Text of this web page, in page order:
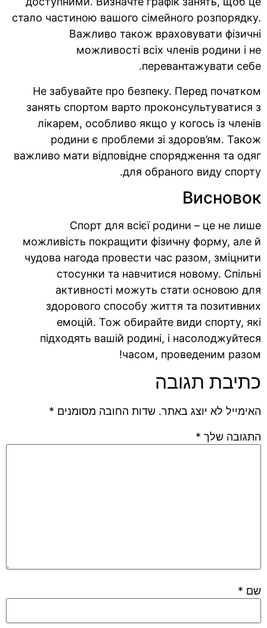
стало частиною вашого сімейного розпорядку.
Важливо також враховувати фізичні
можливості всіх членів родини і не
перевантажувати себе.
Не забувайте про безпеку. Перед початком
занять спортом варто проконсультуватися з
лікарем, особливо якщо у когось із членів
родини є проблеми зі здоров’ям. Також
важливо мати відповідне спорядження та одяг
для обраного виду спорту.
Висновок
Спорт для всієї родини – це не лише
можливість покращити фізичну форму, але й
чудова нагода провести час разом, зміцнити
стосунки та навчитися новому. Спільні
активності можуть стати основою для
здорового способу життя та позитивних
емоцій. Тож обирайте види спорту, які
підходять вашій родині, і насолоджуйтеся
часом, проведеним разом!
כתיבת תגובה
האימייל לא יוצג באתר. שדות החובה מסומנים *
התגובה שלך *
שם *